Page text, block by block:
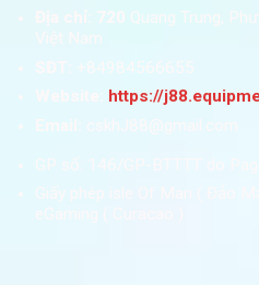
Địa chỉ: 720 Quang Trung,
Việt Nam
+84984566655
Website:
https://
Email:
GP số: 146/GP-BTTTT do
Giấy phép isle Of Man ( Đảo